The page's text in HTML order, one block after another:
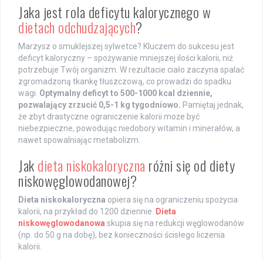
Jaka jest rola deficytu kalorycznego w
dietach odchudzających?
Marzysz o smuklejszej sylwetce? Kluczem do sukcesu jest
deficyt kaloryczny – spożywanie mniejszej ilości kalorii, niż
potrzebuje Twój organizm. W rezultacie ciało zaczyna spalać
zgromadzoną tkankę tłuszczową, co prowadzi do spadku
wagi. Optymalny deficyt to 500-1000 kcal dziennie,
pozwalający zrzucić 0,5-1 kg tygodniowo. Pamiętaj jednak,
że zbyt drastyczne ograniczenie kalorii może być
niebezpieczne, powodując niedobory witamin i minerałów, a
nawet spowalniając metabolizm.
Jakdieta niskokaloryczna różni się od diety
niskowęglowodanowej?
Dieta niskokaloryczna opiera się na ograniczeniu spożycia
kalorii, na przykład do 1200 dziennie.
Dieta
niskowęglowodanowa skupia się na redukcji węglowodanów
(np. do 50 g na dobę), bez konieczności ścisłego liczenia
kalorii.